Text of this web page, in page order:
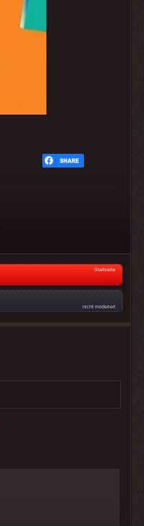
Startseite
nicht moderiert